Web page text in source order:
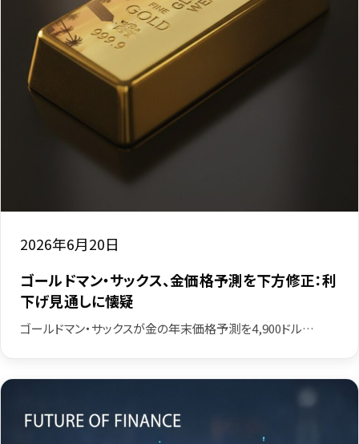
2026年6月20日
ゴールドマン・サックス、金価格予測を下方修正：利
下げ見通しに懐疑
ゴールドマン・サックスが金の年末価格予測を4,900ドル…